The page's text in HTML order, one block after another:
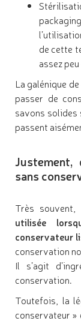
de cette
assez
La galénique
passer de
savons solides
passent
sans
Très
utilisée
conservateur
conservation
Il s’agit
conservation.
Toutefois, la
conservateur »